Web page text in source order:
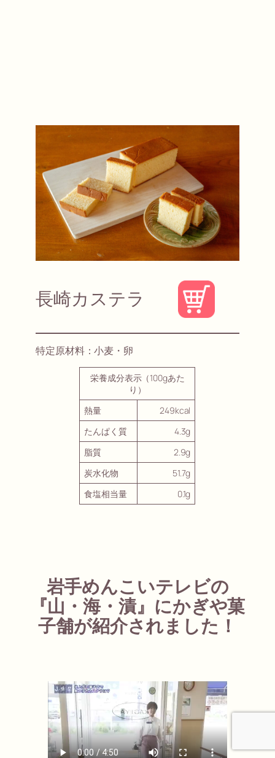
長崎カステラ
特定原材料：小麦・卵
栄養成分表示（100gあた
り）
熱量
249kcal
たんぱく質
4.3g
脂質
2.9g
炭水化物
51.7g
食塩相当量
0.1g
岩手めんこいテレビの
『山・海・漬』にかぎや菓
子舗が紹介されました！